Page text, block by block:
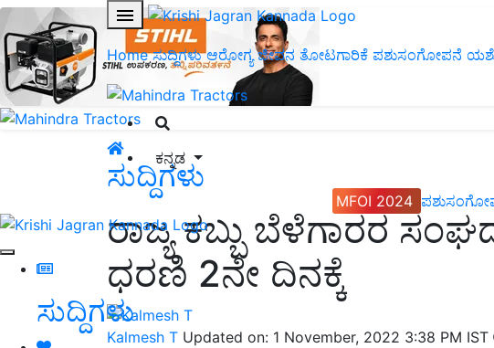
Home ಸುದ್ದಿಗಳು ಆರೋಗ್ಯ ಜೀವನ ತೋಟಗಾರಿಕೆ ಪಶುಸಂಗೋಪನೆ
ಕನ್ನಡ
MFOI 2024
ಸುದ್ದಿಗಳು
ಸುದ್ದಿಗಳು
ರಾಜ್ಯ ಕಬ್ಬು ಬೆಳೆಗಾರರ
ಧರಣಿ 2ನೇ ದಿನಕ್ಕೆ
Kalmesh T Updated on: 1 November, 2022 3:38 PM IST